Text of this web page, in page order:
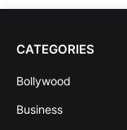
CATEGORIES
Bollywood
Business